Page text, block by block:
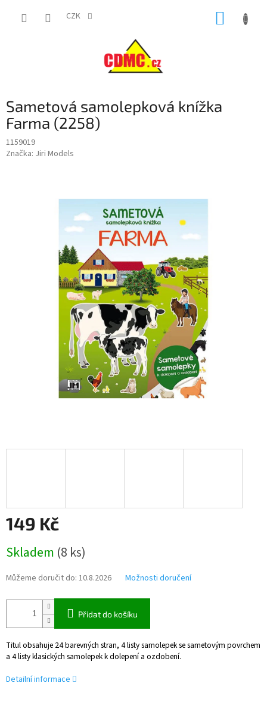
CZK
Sametová samolepková knížka
Farma (2258)
1159019
Značka: Jiri Models
149 Kč
cena:
Skladem (8 ks)
Můžeme doručit do: 10.8.2026 Možnosti doručení
Přidat do košíku
Titul obsahuje 24 barevných stran, 4 listy samolepek se sametovým povrchem
a 4 listy klasických samolepek k dolepení a ozdobení.
Detailní informace